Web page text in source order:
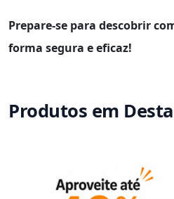
Prepare-se para descobrir
forma segura e eficaz!
Produtos em